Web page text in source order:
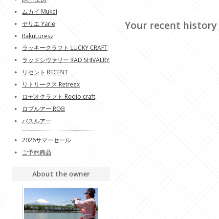
Your recent history
ムカイ Mukai
ヤリエ Yarie
RakuLures♪
ラッキークラフト LUCKY CRAFT
ラッドシヴァリー RAD SHIVALRY
リセント RECENT
リトリークス Retreex
ロデオクラフト Rodio craft
ロブルアー ROB
バスルアー
2026サマーセール
ご予約商品
About the owner